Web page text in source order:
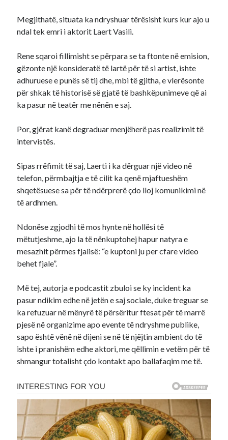
Megjithatë, situata ka ndryshuar tërësisht kurs kur ajo u
ndal tek emri i aktorit Laert Vasili.
Rene sqaroi fillimisht se përpara se ta ftonte në emision,
gëzonte një konsideratë të lartë për të si artist, ishte
adhuruese e punës së tij dhe, mbi të gjitha, e vlerësonte
për shkak të historisë së gjatë të bashkëpunimeve që ai
ka pasur në teatër me nënën e saj.
Por, gjërat kanë degraduar menjëherë pas realizimit të
intervistës.
Sipas rrëfimit të saj, Laerti i ka dërguar një video në
telefon, përmbajtja e të cilit ka qenë mjaftueshëm
shqetësuese sa për të ndërprerë çdo lloj komunikimi në
të ardhmen.
Ndonëse zgjodhi të mos hynte në hollësi të
mëtutjeshme, ajo la të nënkuptohej hapur natyra e
mesazhit përmes fjalisë: “e kuptoni ju per cfare video
behet fjale”.
Më tej, autorja e podcastit zbuloi se ky incident ka
pasur ndikim edhe në jetën e saj sociale, duke treguar se
ka refuzuar në mënyrë të përsëritur ftesat për të marrë
pjesë në organizime apo evente të ndryshme publike,
sapo është vënë në dijeni se në të njëjtin ambient do të
ishte i pranishëm edhe aktori, me qëllimin e vetëm për të
shmangur totalisht çdo kontakt apo ballafaqim me të.